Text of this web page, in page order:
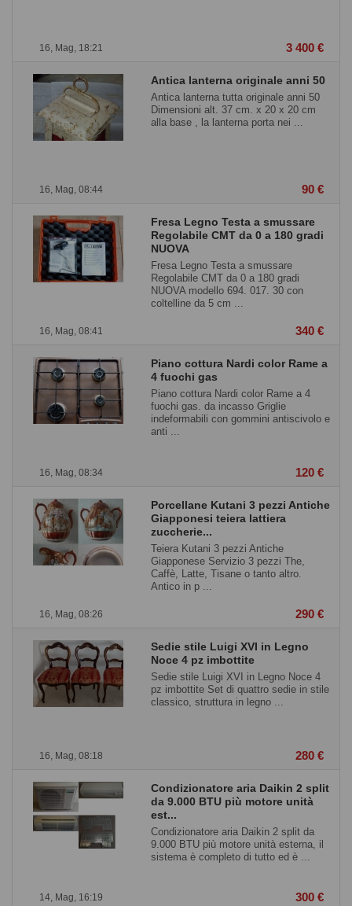
16, Mag, 18:21 3 400 €
16, Mag, 08:44
Antica lanterna originale anni 50
Antica lanterna tutta originale anni 50
Dimensioni alt. 37 cm. x 20 x 20 cm
alla base , la lanterna porta nei ...
90 €
16, Mag, 08:41
Fresa Legno Testa a smussare
Regolabile CMT da 0 a 180 gradi
NUOVA
Fresa Legno Testa a smussare
Regolabile CMT da 0 a 180 gradi
NUOVA modello 694. 017. 30 con
coltelline da 5 cm ...
340 €
16, Mag, 08:34
Piano cottura Nardi color Rame a
4 fuochi gas
Piano cottura Nardi color Rame a 4
fuochi gas. da incasso Griglie
indeformabili con gommini antiscivolo e
anti ...
120 €
16, Mag, 08:26
Porcellane Kutani 3 pezzi Antiche
Giapponesi teiera lattiera
zuccherie...
Teiera Kutani 3 pezzi Antiche
Giapponese Servizio 3 pezzi The,
Caffè, Latte, Tisane o tanto altro.
Antico in p ...
290 €
16, Mag, 08:18
Sedie stile Luigi XVI in Legno
Noce 4 pz imbottite
Sedie stile Luigi XVI in Legno Noce 4
pz imbottite Set di quattro sedie in stile
classico, struttura in legno ...
280 €
14, Mag, 16:19
Condizionatore aria Daikin 2 split
da 9.000 BTU più motore unità
est...
Condizionatore aria Daikin 2 split da
9.000 BTU più motore unità esterna, il
sistema è completo di tutto ed è ...
300 €